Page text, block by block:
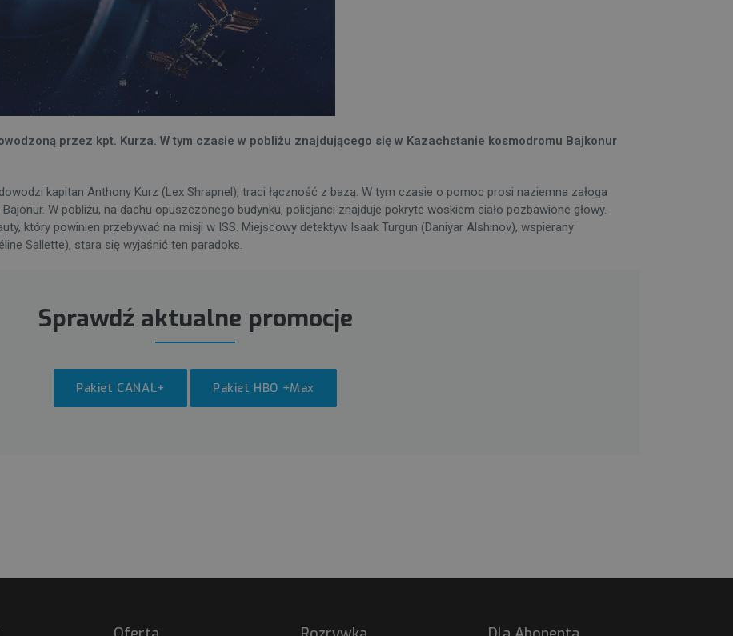
przez kpt. Kurza. W tym czasie w pobliżu znajdującego się w Kazachstanie kosmodromu Bajkonur
kapitan Anthony Kurz (Lex Shrapnel), traci łączność z bazą. W tym czasie o pomoc prosi naziemna załoga
W pobliżu, na dachu opuszczonego budynku, policjanci znajduje pokryte woskiem ciało pozbawione głowy.
który powinien przebywać na misji w ISS. Miejscowy detektyw Isaak Turgun (Daniyar Alshinov), wspierany
Sallette), stara się wyjaśnić ten paradoks.
Sprawdź aktualne promocje
Pakiet CANAL+ Pakiet HBO +Max